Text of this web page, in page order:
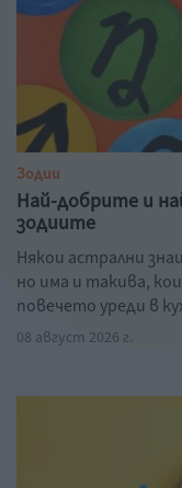
Зодии
Най-добрите и
зодиите
Някои астрални
но има и такива,
повечето уреди в
08 август 2026 г.